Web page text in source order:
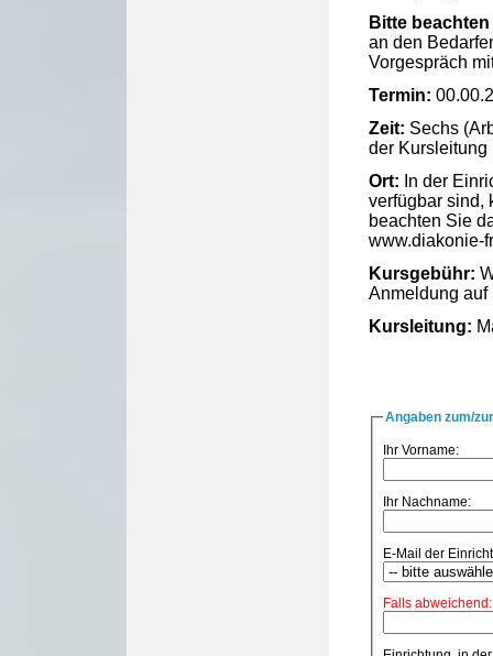
Bitte beachten
an den
Vorgespräch
Termin:
Zeit: Sechs
der Kursleitung
Ort: In der
verfügbar sind,
beachten Sie
www.diakonie-
Kursgebühr:
Anmeldung auf
Kursleitung:
Angaben zum/
Ihr Vorname:
Ihr Nachname:
E-Mail der
Falls abweichend: